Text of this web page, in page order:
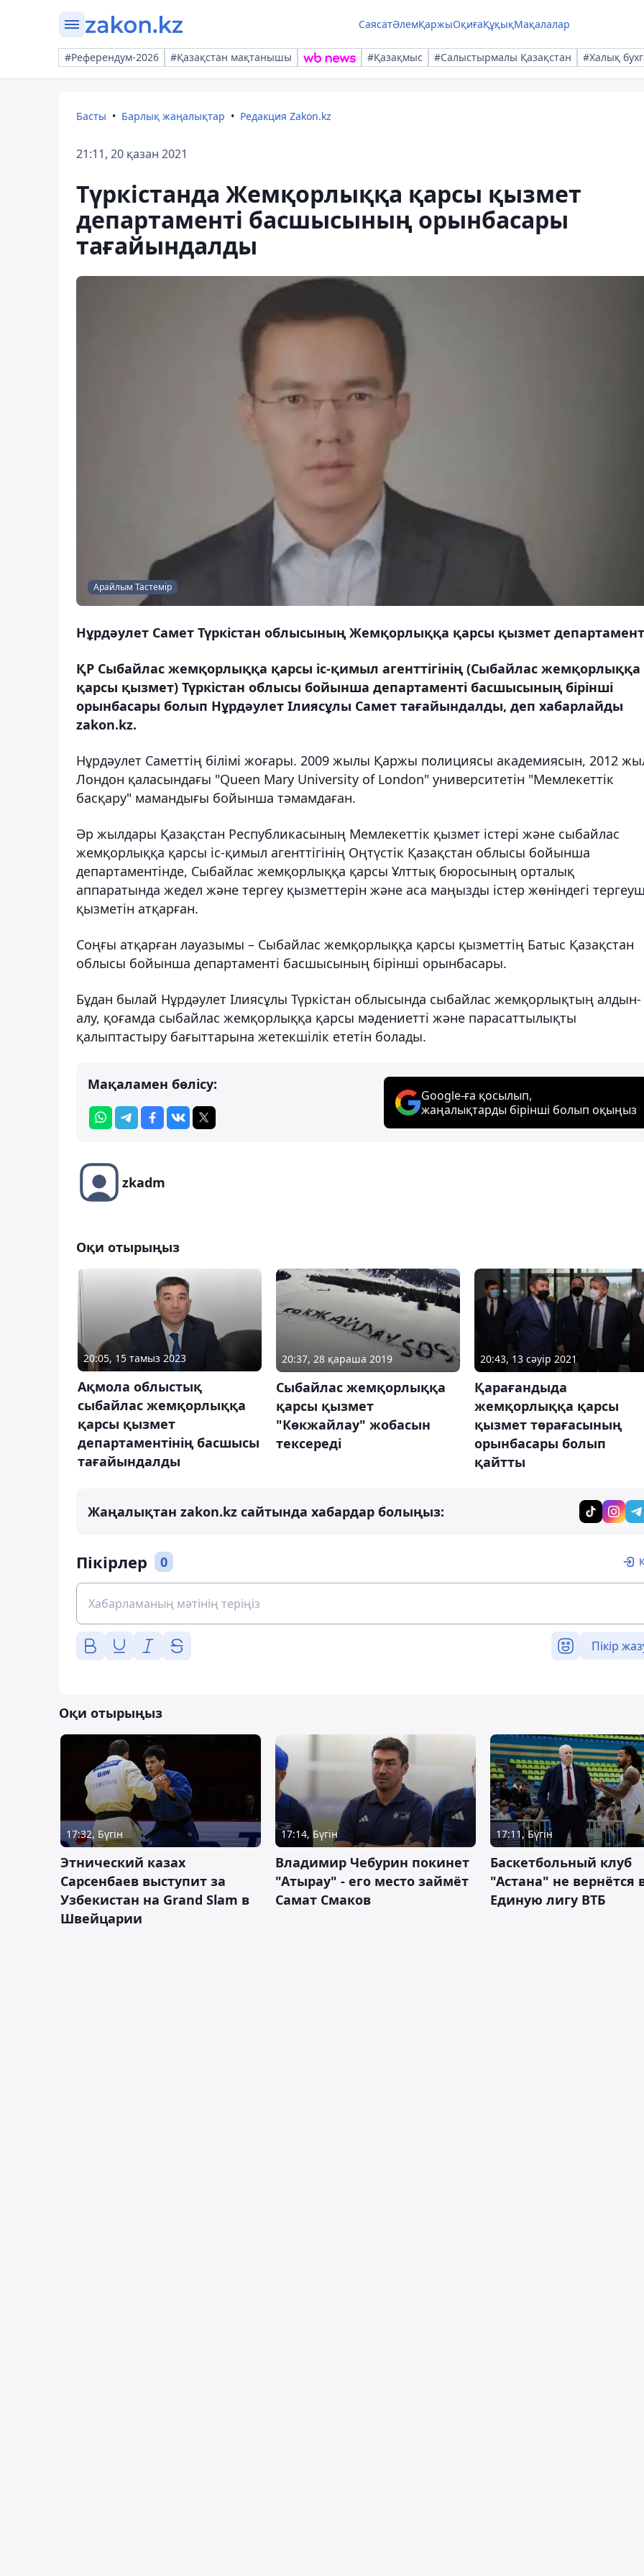
СаясатӘлемҚаржыОқиғаҚұқықМақалалар
#Референдум-2026 #Қазақстан мақтанышы #Қазақмыс #Салыстырмалы Қазақстан #Халық
Басты Барлық жаңалықтар Редакция Zakon.kz
21:11, 20 қазан 2021
Түркістанда Жемқорлыққа қарсы қызмет
департаменті басшысының орынбасары
тағайындалды
Арайлым Тастемір
Нұрдәулет Самет Түркістан облысының Жемқорлыққа қарсы қызмет
ҚР Сыбайлас жемқорлыққа қарсы іс-қимыл агенттігінің (Сыбайлас жемқорлыққа
қарсы қызмет) Түркістан облысы бойынша департаменті басшысының бірінші
орынбасары болып Нұрдәулет Ілиясұлы Самет тағайындалды, деп хабарлайды
zakon.kz.
Нұрдәулет Саметтің білімі жоғары. 2009 жылы Қаржы полициясы академиясын, 2012
Лондон қаласындағы "Queen Mary University of London" университетін "Мемлекеттік
басқару" мамандығы бойынша тәмамдаған.
Әр жылдары Қазақстан Республикасының Мемлекеттік қызмет істері және сыбайлас
жемқорлыққа қарсы іс-қимыл агенттігінің Оңтүстік Қазақстан облысы бойынша
департаментінде, Сыбайлас жемқорлыққа қарсы Ұлттық бюросының орталық
аппаратында жедел және тергеу қызметтерін және аса маңызды істер жөніндегі
қызметін атқарған.
Соңғы атқарған лауазымы – Сыбайлас жемқорлыққа қарсы қызметтің Батыс Қазақстан
облысы бойынша департаменті басшысының бірінші орынбасары.
Бұдан былай Нұрдәулет Ілиясұлы Түркістан облысында сыбайлас жемқорлықтың алдын-
алу, қоғамда сыбайлас жемқорлыққа қарсы мәдениетті және парасаттылықты
қалыптастыру бағыттарына жетекшілік ететін болады.
Мақаламен бөлісу:
Google-ға қосылып,
жаңалықтарды бірінші болып оқыңыз
zkadm
Оқи отырыңыз
20:05, 15 тамыз 2023
Ақмола облыстық
сыбайлас жемқорлыққа
қарсы қызмет
департаментінің басшысы
тағайындалды
20:37, 28 қараша 2019
Сыбайлас жемқорлыққа
қарсы қызмет
"Көкжайлау" жобасын
тексереді
20:43, 13 сәуір 2021
Қарағандыда
жемқорлыққа қарсы
қызмет төрағасының
орынбасары болып
қайтты
Жаңалықтан zakon.kz сайтында хабардар болыңыз:
Пікірлер 0
Пікір
Оқи отырыңыз
17:32, Бүгін
Этнический казах
Сарсенбаев выступит за
Узбекистан на Grand Slam в
Швейцарии
17:14, Бүгін
Владимир Чебурин покинет
"Атырау" - его место займёт
Самат Смаков
17:11, Бүгін
Баскетбольный клуб
"Астана" не вернётся
Единую лигу ВТБ